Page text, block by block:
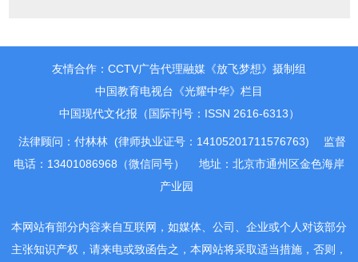
友情合作：CCTV广告代理融媒《放飞梦想》摄制组
中国教育电视台《光耀中华》栏目
中国现代文化报（国际刊号：ISSN 2616-6313）
法律顾问：付林林 (律师执业证号：14105201711576763)
监督
电话：13401086968（微信同号）
地址：北京市通州区金色海岸
产业园
本网站有部分内容来自互联网，如媒体、公司、企业或个人对该部分
主张知识产权，请来电或致函告之，本网站将采取适当措施，否则，